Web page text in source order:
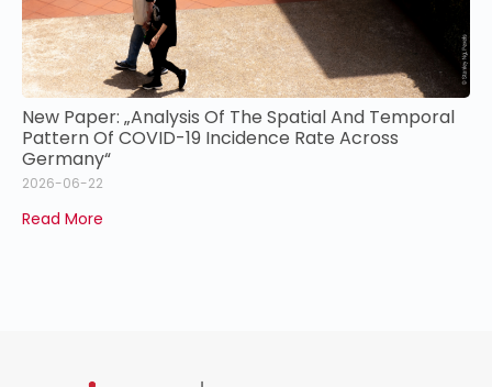
New Paper: „Analysis Of The Spatial And Temporal
Pattern Of COVID-19 Incidence Rate Across
Germany“
2026-06-22
Read More